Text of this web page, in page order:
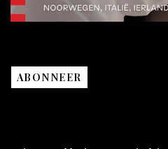
ABONNEER